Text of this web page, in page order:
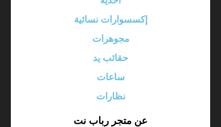
إكسسوارات نسائية
مجوهرات
عن متجر رباب نت